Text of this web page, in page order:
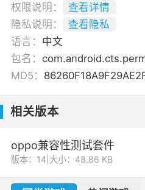
权限说明：
查看详情
隐私说明：
查看隐私
语言： 中文
包名：
MD5：
相关版本
oppo兼容性测试套件
版本：14| 大小：48.86 KB